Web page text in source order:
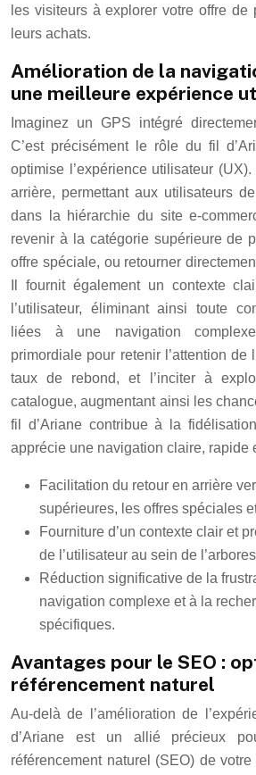
les visiteurs à explorer votre offre de
leurs achats.
Amélioration de la
une meilleure expérience
Imaginez un GPS intégré
C’est précisément le rôle du fil
optimise l’expérience utilisateur
arrière, permettant aux utilisateurs
dans la hiérarchie du site e-
revenir à la catégorie supérieure de
offre spéciale, ou retourner
Il fournit également un contexte
l’utilisateur, éliminant ainsi toute
liées à une navigation
primordiale pour retenir l’attention de
taux de rebond, et l’inciter à
catalogue, augmentant ainsi les
fil d’Ariane contribue à la
apprécie une navigation claire, rapide
Facilitation du retour en arrière
supérieures, les offres spéciales
Fourniture d’un contexte clair et
de l’utilisateur au sein de
Réduction significative de la
navigation complexe et à la
spécifiques.
Avantages pour le SEO :
référencement naturel
Au-delà de l’amélioration de
d’Ariane est un allié précieux
référencement naturel (SEO) de